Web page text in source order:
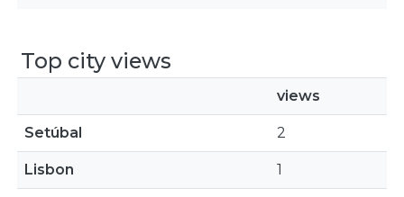
Top city views
views
Setúbal 2
Lisbon 1